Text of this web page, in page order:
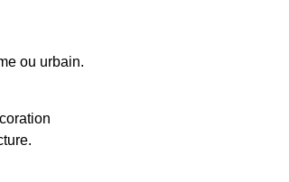
ou urbain.